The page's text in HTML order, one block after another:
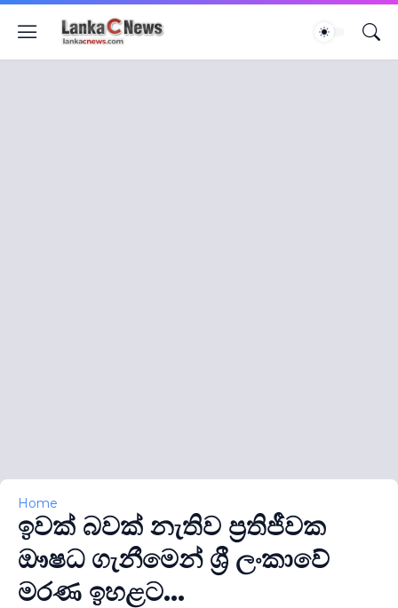
Home
ඉවක් බවක් නැතිව ප්‍රතිජීවක
ඖෂධ ගැනීමෙන් ශ්‍රී ලංකාවේ
මරණ ඉහළට...